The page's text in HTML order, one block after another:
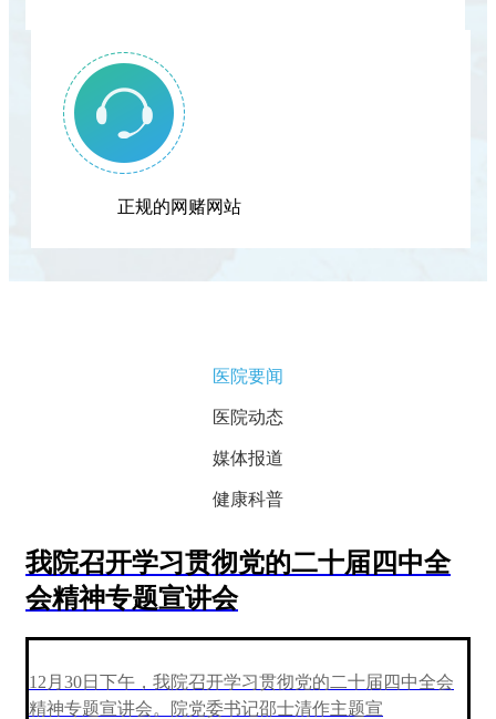
正规的网赌网站
医院要闻
医院动态
媒体报道
健康科普
我院召开学习贯彻党的二十届四中全
会精神专题宣讲会
12月30日下午，我院召开学习贯彻党的二十届四中全会
精神专题宣讲会。院党委书记邵士清作主题宣